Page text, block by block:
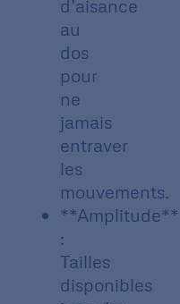
d’aisance
au
dos
pour
ne
jamais
entraver
les
mouvements.
**Amplitude**
:
Tailles
disponibles